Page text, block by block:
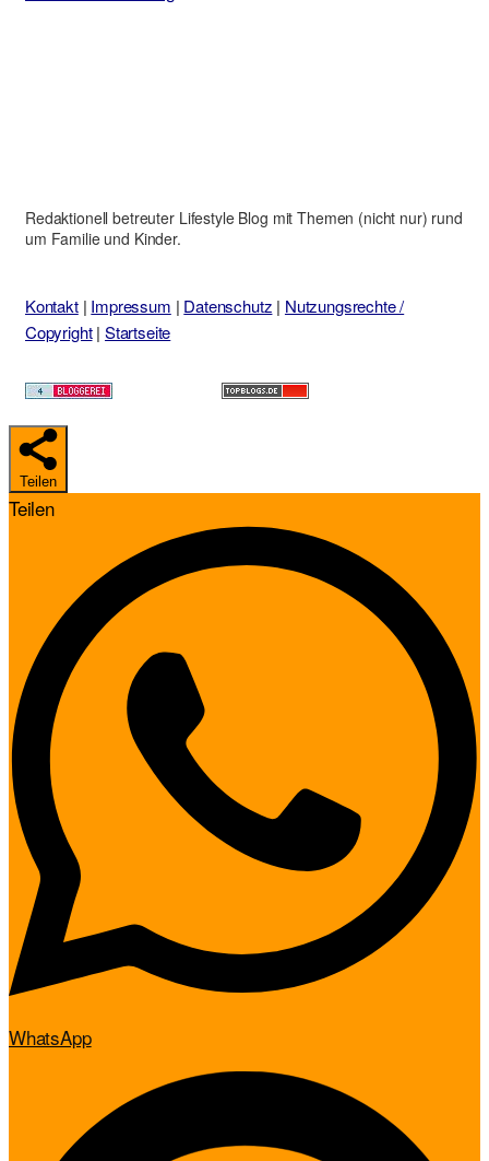
Redaktionell betreuter Lifestyle Blog mit Themen (nicht nur) rund
um Familie und Kinder.
Kontakt| Impressum | Datenschutz | Nutzungsrechte /
Copyright| Startseite
Teilen
Teilen
WhatsApp